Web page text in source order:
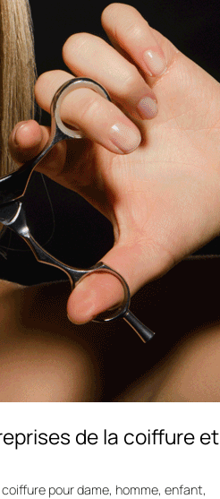
de la coiffure et
pour dame, homme, enfant,